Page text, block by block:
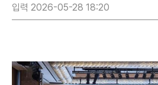
입력 2026-05-28 18:20